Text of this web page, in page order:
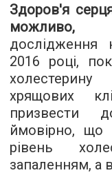
Здоров'я
можливо,
дослідження
2016 році,
хрящових
призвести
ймовірно, що
рівень
запаленням, а